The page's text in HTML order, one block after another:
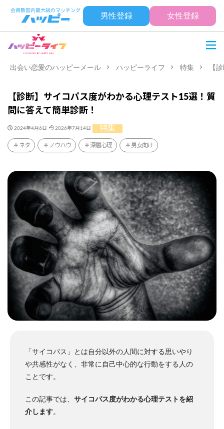
男性登録 女性登録
出会い恋愛のハッピーメール ハッピーライフ 特集 【
【診断】サイコパス度がわかる心理テスト15選！質
問に答えて簡単診断！
2024年4月6日 2026年7月14日 特集
ネタ ノウハウ 深層心理 男女向け
「サイコパス」とは自分以外の人間に対する思いやり
や共感性がなく、非常に自己中心的な行動をする人の
ことです。
この記事では、 サイコパス度がわかる心理テストを紹
介します。